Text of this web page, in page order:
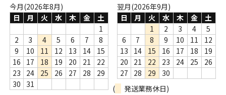
Webのみ no.2
Webのみ no.3
Webのみ no.4
売り切れ
Help
今月(2026年8月)
日
月 火 水 木 金
土
1
2
3 4 5 6 7
8
9
10 11 12 13 14
15
16
17 18 19 20 21
22
23
24 25 26 27 28
29
30
31
翌月(2026年9月)
日
月 火 水 木 金
土
1
2 3 4
5
6
7 8 9 10 11
12
13
14 15 16 17 18
19
20
21 22 23 24 25
26
27
28 29
30
(
発送業務休日)